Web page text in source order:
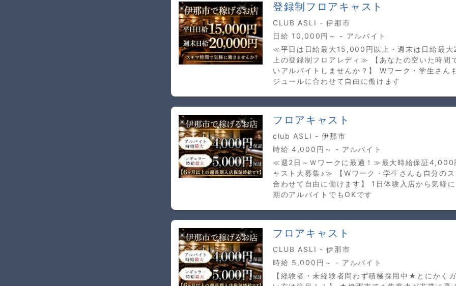
登録制フロアキャスト
CLUB ASLI - 伊那市
日給 10,000円～ - アルバイト
≪平日は日給最大15,000円以上・週末は日給最
上の登録制フロアレディ≫ 【あなたの空いた時間
いアルバイトしませんか？】 Wワーク・学生さん
ジュールに合わせて自由に働けます
フロアキャスト
club ASLI - 伊那市
時給 4,000円～ - アルバイト
≪週2日～Ｗワークに最適！≫最大時給保証4,000
ャスト大募集♪≫ 【Wワーク・学生さんも自分の
合わせて自由に働けます】 1日体験入店から気軽
期のアルバイトでもOKです
フロアキャスト
CLUB ASLI - 伊那市
時給 5,000円～ - アルバイト
【経験者・未経験者問わず積極採用中★とにかく